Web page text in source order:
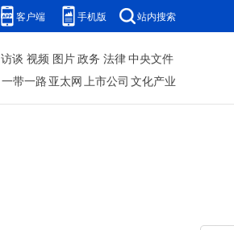
客户端 手机版 站内搜索
访谈 视频 图片政务 法律中央文件
一带一路 亚太网上市公司 文化产业